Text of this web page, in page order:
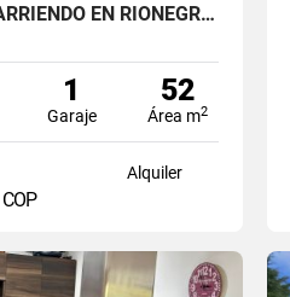
APARTAMENTO EN ARRIENDO EN RIONEGRO, TORRES DEL CAMPO
1
Garaje
52
Área m2
Alquiler
COP